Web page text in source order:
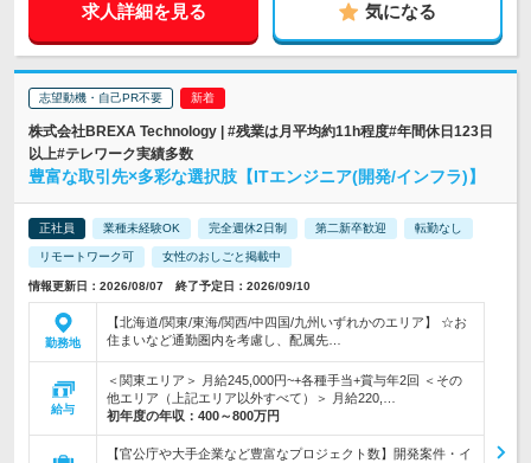
求人詳細を見る 気になる
志望動機・自己PR不要
株式会社BREXA Technology | #残業は月平均約11h程度#年間休日123日
以上#テレワーク実績多数
豊富な取引先×多彩な選択肢【ITエンジニア(開発/インフラ)】
正社員 業種未経験OK 完全週休2日制 第二新卒歓迎 転勤なし
リモートワーク可 女性のおしごと掲載中
情報更新日：2026/08/07 終了予定日：2026/09/10
勤務地
【北海道/関東/東海/関西/中四国/九州いずれかのエリア】 ☆お
住まいなど通勤圏内を考慮し、配属先…
給与
＜関東エリア＞ 月給245,000円~+各種手当+賞与年2回 ＜その
他エリア（上記エリア以外すべて）＞ 月給220,…
初年度の年収： 400～800万円
【官公庁や大手企業など豊富なプロジェクト数】開発案件・イ